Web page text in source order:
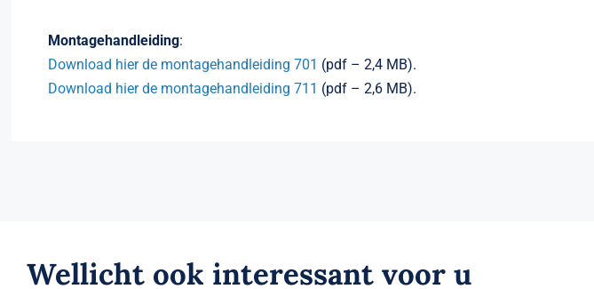
Montagehandleiding:
Download hier de montagehandleiding 701 (pdf – 2,4 MB).
Download hier de montagehandleiding 711 (pdf – 2,6 MB).
Wellicht ook interessant voor u